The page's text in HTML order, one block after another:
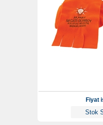
Fiyat
Stok